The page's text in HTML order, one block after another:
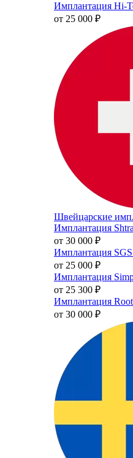
Имплантация Hi-
от 25 000 ₽
Швейцарские
Имплантация
от 30 000 ₽
Имплантация
от 25 000 ₽
Имплантация
от 25 300 ₽
Имплантация
от 30 000 ₽